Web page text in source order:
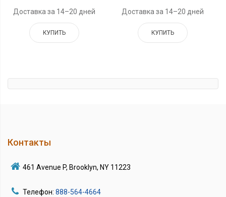
Доставка за 14–20 дней
КУПИТЬ
Доставка за 14–20 дней
КУПИТЬ
Контакты
461 Avenue P, Brooklyn, NY 11223
Телефон: 888-564-4664